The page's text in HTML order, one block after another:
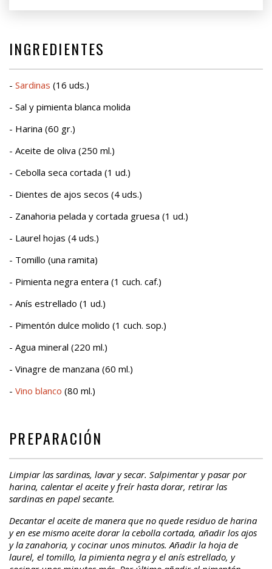
INGREDIENTES
- Sardinas (16 uds.)
- Sal y pimienta blanca molida
- Harina (60 gr.)
- Aceite de oliva (250 ml.)
- Cebolla seca cortada (1 ud.)
- Dientes de ajos secos (4 uds.)
- Zanahoria pelada y cortada gruesa (1 ud.)
- Laurel hojas (4 uds.)
- Tomillo (una ramita)
- Pimienta negra entera (1 cuch. caf.)
- Anís estrellado (1 ud.)
- Pimentón dulce molido (1 cuch. sop.)
- Agua mineral (220 ml.)
- Vinagre de manzana (60 ml.)
- Vino blanco (80 ml.)
PREPARACIÓN
Limpiar las sardinas, lavar y secar. Salpimentar y pasar por
harina, calentar el aceite y freír hasta dorar, retirar las
sardinas en papel secante.
Decantar el aceite de manera que no quede residuo de harina
y en ese mismo aceite dorar la cebolla cortada, añadir los ajos
y la zanahoria, y cocinar unos minutos. Añadir la hoja de
laurel, el tomillo, la pimienta negra y el anís estrellado, y